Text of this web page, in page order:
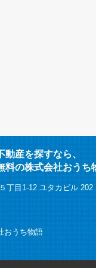
産を探すなら、
料の株式会社おうち
丁目1-12 ユタカビル 202
おうち物語